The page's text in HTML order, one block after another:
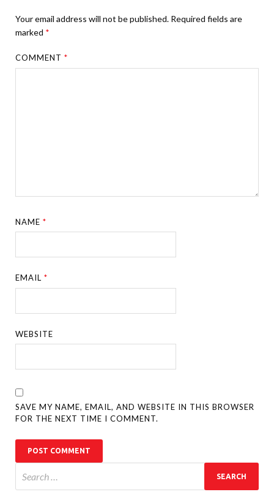
Your email address will not be published. Required fields are
marked *
COMMENT*
NAME*
EMAIL*
WEBSITE
SAVE MY NAME, EMAIL, AND WEBSITE IN THIS BROWSER
FOR THE NEXT TIME I COMMENT.